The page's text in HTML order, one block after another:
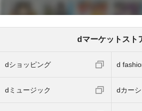
dマーケットスト
dショッピング d
dミュージック dカー